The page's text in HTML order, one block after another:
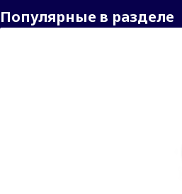
Популярные в разделе